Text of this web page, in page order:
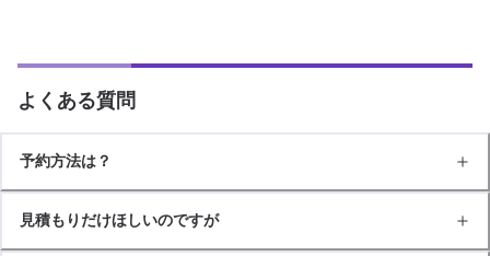
よくある質問
予約方法は？
見積もりだけほしいのですが